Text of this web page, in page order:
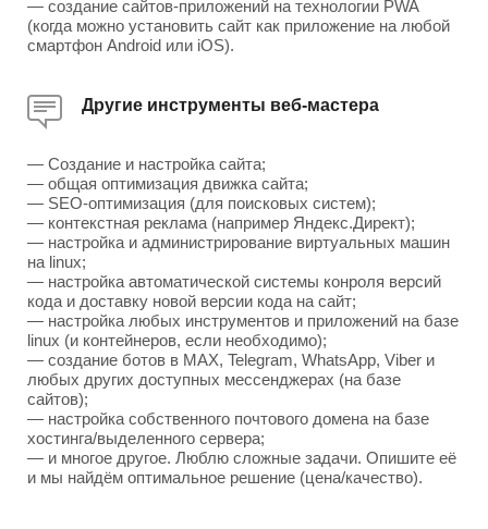
— создание сайтов-приложений на технологии PWA
(когда можно установить сайт как приложение на любой
смартфон Android или iOS).
Другие инструменты веб-мастера
— Создание и настройка сайта;
— общая оптимизация движка сайта;
— SEO-оптимизация (для поисковых систем);
— контекстная реклама (например Яндекс.Директ);
— настройка и администрирование виртуальных машин
на linux;
— настройка автоматической системы конроля версий
кода и доставку новой версии кода на сайт;
— настройка любых инструментов и приложений на базе
linux (и контейнеров, если необходимо);
— создание ботов в MAX, Telegram, WhatsApp, Viber и
любых других доступных мессенджерах (на базе
сайтов);
— настройка собственного почтового домена на базе
хостинга/выделенного сервера;
— и многое другое. Люблю сложные задачи. Опишите её
и мы найдём оптимальное решение (цена/качество).